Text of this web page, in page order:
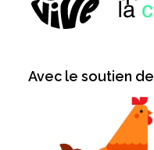
Avec le soutien de